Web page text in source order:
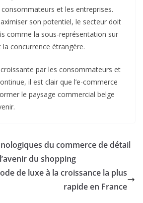
et les entreprises.
son potentiel, le secteur doit
comme la sous-représentation sur
concurrence étrangère.
par les consommateurs et
il est clair que l’e-commerce
le paysage commercial belge
du commerce de détail
du shopping
de luxe à la croissance la plus
rapide en France